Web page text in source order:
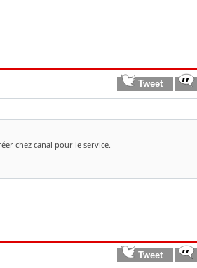
chez canal pour le service.